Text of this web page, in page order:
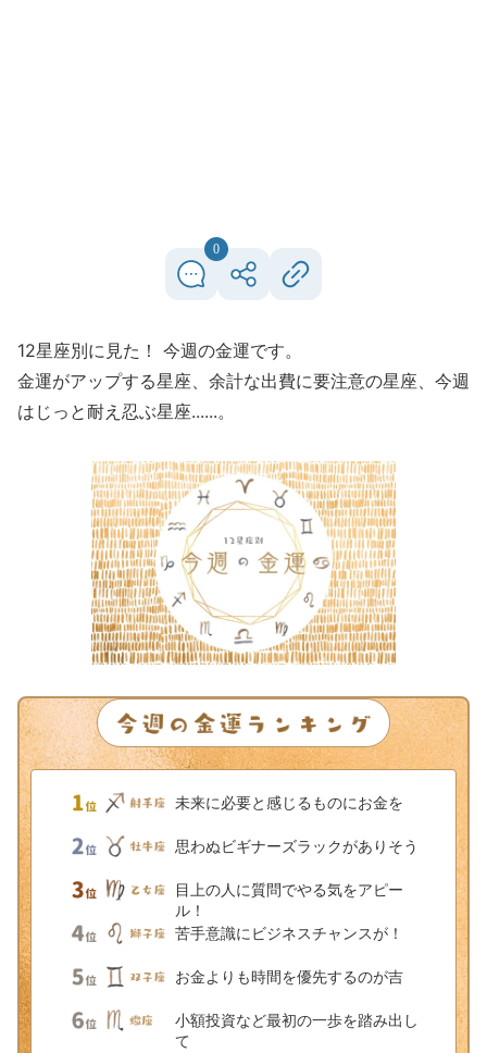
0
12星座別に見た！ 今週の金運です。
金運がアップする星座、余計な出費に要注意の星座、今週
はじっと耐え忍ぶ星座......。
未来に必要と感じるものにお金を
思わぬビギナーズラックがありそう
目上の人に質問でやる気をアピー
ル！
苦手意識にビジネスチャンスが！
お金よりも時間を優先するのが吉
小額投資など最初の一歩を踏み出し
て